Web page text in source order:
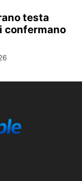
testa
confermano